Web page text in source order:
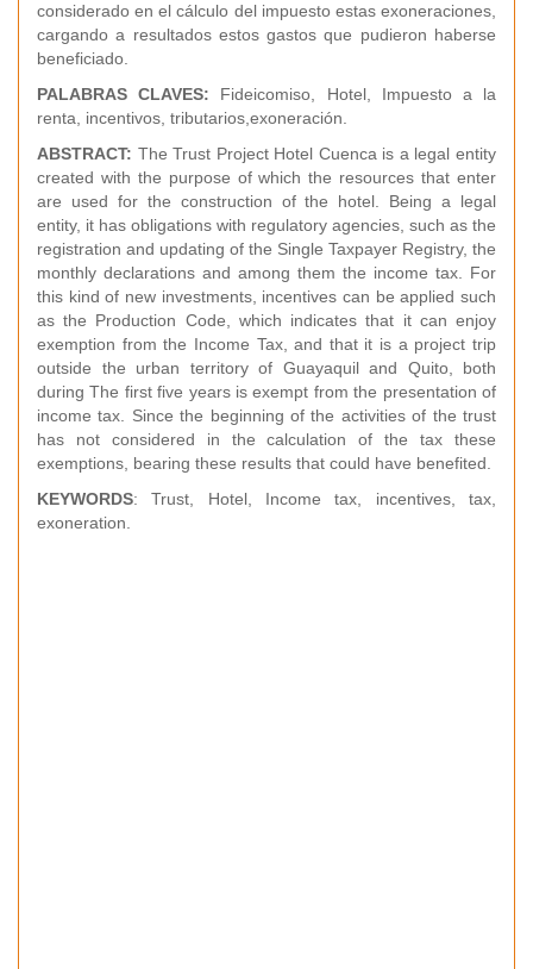
considerado en el cálculo del impuesto estas exoneraciones,
cargando a resultados estos gastos que pudieron haberse
beneficiado.
PALABRAS CLAVES: Fideicomiso, Hotel, Impuesto a la
renta, incentivos, tributarios,exoneración.
ABSTRACT: The Trust Project Hotel Cuenca is a legal entity
created with the purpose of which the resources that enter
are used for the construction of the hotel. Being a legal
entity, it has obligations with regulatory agencies, such as the
registration and updating of the Single Taxpayer Registry, the
monthly declarations and among them the income tax. For
this kind of new investments, incentives can be applied such
as the Production Code, which indicates that it can enjoy
exemption from the Income Tax, and that it is a project trip
outside the urban territory of Guayaquil and Quito, both
during The first five years is exempt from the presentation of
income tax. Since the beginning of the activities of the trust
has not considered in the calculation of the tax these
exemptions, bearing these results that could have benefited.
KEYWORDS: Trust, Hotel, Income tax, incentives, tax,
exoneration.